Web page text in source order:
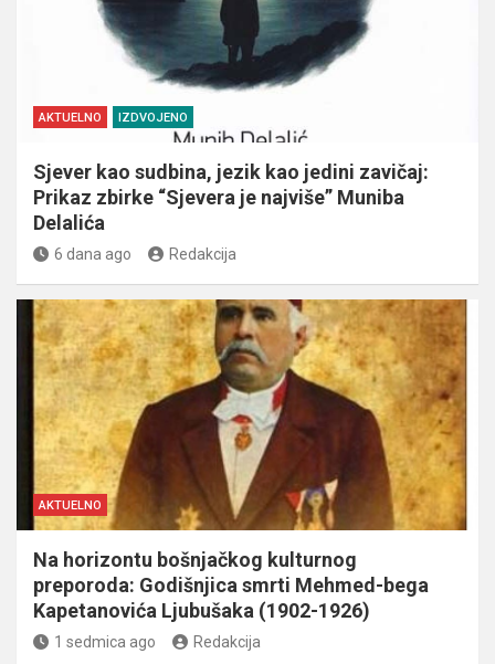
AKTUELNO IZDVOJENO
Sjever kao sudbina, jezik kao jedini zavičaj:
Prikaz zbirke “Sjevera je najviše” Muniba
Delalića
6 dana ago Redakcija
AKTUELNO
Na horizontu bošnjačkog kulturnog
preporoda: Godišnjica smrti Mehmed-bega
Kapetanovića Ljubušaka (1902-1926)
1 sedmica ago Redakcija